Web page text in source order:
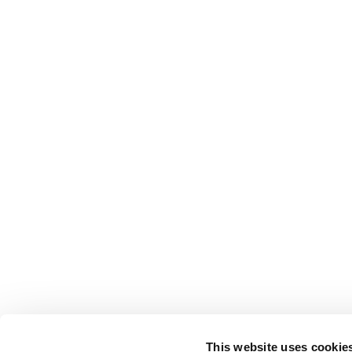
This website uses